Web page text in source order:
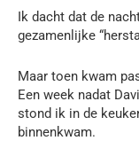
Ik dacht dat de
gezamenlijke
Maar toen kwam
Een week nadat
stond ik in de
binnenkwam.